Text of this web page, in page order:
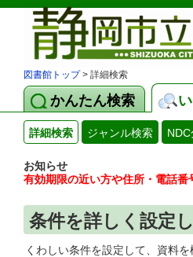
図書館トップ> 詳細検索
かんたん検索
詳細検索 ジャンル検索
お知らせ
有効期限の近い方や住所・電話番
条件を詳しく設定
くわしい条件を設定して、資料を